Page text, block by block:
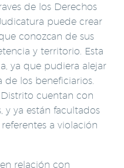
de los Derechos
puede crear
conozcan de sus
y territorio. Esta
ya que pudiera alejar
los beneficiarios.
cuentan con
y ya están facultados
a violación
relación con